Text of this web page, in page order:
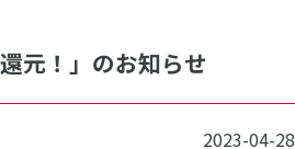
元！」のお知らせ
2023-04-28